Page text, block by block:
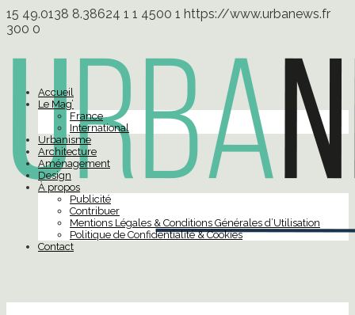
15 49.0138 8.38624 1 1 4500 1 https://www.urbanews.fr
300 0
Accueil
Le Mag’
France
International
Urbanisme
Architecture
Aménagement
Design
À propos
Publicité
Contribuer
Mentions Légales & Conditions Générales d’Utilisation
Politique de Confidentialité & Cookies
Contact